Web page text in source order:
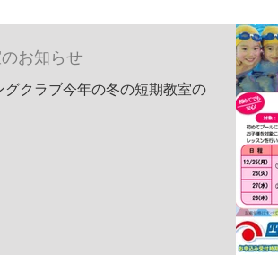
お知らせ
グクラブ今年の冬の短期教室の